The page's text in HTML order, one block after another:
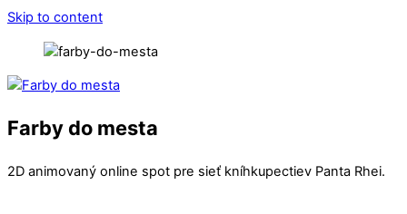
Skip to content
Farby do mesta
2D animovaný online spot pre sieť kníhkupectiev Panta Rhei.